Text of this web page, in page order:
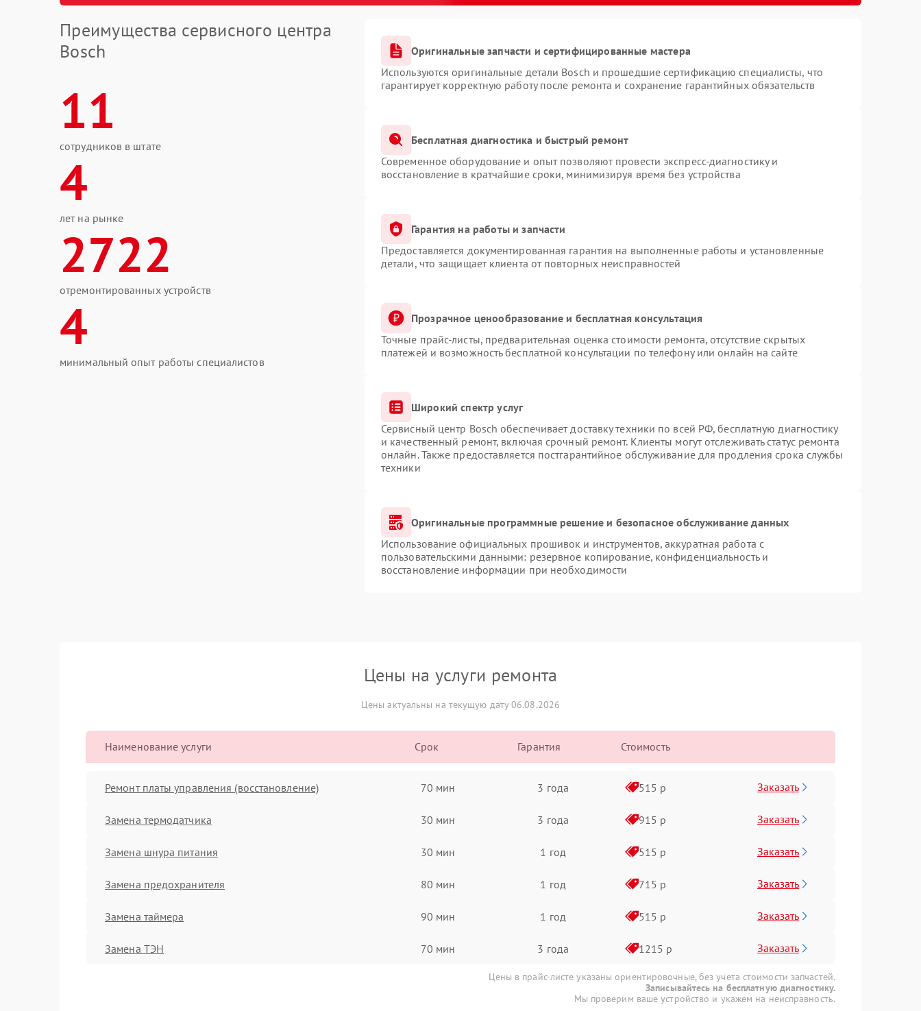
Преимущества сервисного центра
Bosch
11
сотрудников в штате
4
лет на рынке
2722
отремонтированных устройств
4
минимальный опыт работы специалистов
Оригинальные запчасти и сертифицированные мастера
Используются оригинальные детали Bosch и прошедшие сертификацию специалисты, что
гарантирует корректную работу после ремонта и сохранение гарантийных обязательств
Бесплатная диагностика и быстрый ремонт
Современное оборудование и опыт позволяют провести экспресс-диагностику и
восстановление в кратчайшие сроки, минимизируя время без устройства
Гарантия на работы и запчасти
Предоставляется документированная гарантия на выполненные работы и установленные
детали, что защищает клиента от повторных неисправностей
Прозрачное ценообразование и бесплатная консультация
Точные прайс-листы, предварительная оценка стоимости ремонта, отсутствие скрытых
платежей и возможность бесплатной консультации по телефону или онлайн на сайте
Широкий спектр услуг
Сервисный центр Bosch обеспечивает доставку техники по всей РФ, бесплатную диагностику
и качественный ремонт, включая срочный ремонт. Клиенты могут отслеживать статус ремонта
онлайн. Также предоставляется постгарантийное обслуживание для продления срока службы
техники
Оригинальные программные решение и безопасное обслуживание данных
Использование официальных прошивок и инструментов, аккуратная работа с
пользовательскими данными: резервное копирование, конфиденциальность и
восстановление информации при необходимости
Цены на услуги ремонта
Цены актуальны на текущую дату 06.08.2026
Наименование услуги Срок Гарантия Стоимость
Ремонт платы управления (восстановление) 70 мин 3 года 515 р Заказать
Замена термодатчика 30 мин 3 года 915 р Заказать
Замена шнура питания 30 мин 1 год 515 р Заказать
Замена предохранителя 80 мин 1 год 715 р Заказать
Замена таймера 90 мин 1 год 515 р Заказать
Замена ТЭН 70 мин 3 года 1215 р Заказать
Цены в прайс-листе указаны ориентировочные, без учета стоимости запчастей.
Записывайтесь на бесплатную диагностику.
Мы проверим ваше устройство и укажем на неисправность.